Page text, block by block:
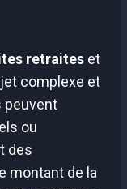
retraites et
complexe et
peuvent
ou
des
montant de la